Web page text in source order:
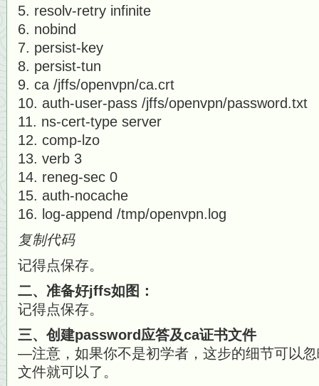
resolv-retry infinite
nobind
persist-key
persist-tun
ca /jffs/openvpn/ca.crt
auth-user-pass /jffs/openvpn/password.txt
ns-cert-type server
comp-lzo
verb 3
reneg-sec 0
auth-nocache
log-append /tmp/openvpn.log
复制代码
记得点保存。
二、准备好jffs如图：
记得点保存。
三、创建password应答及ca证书文件
—注意，如果你不是初学者，这步的细节可以
文件就可以了。